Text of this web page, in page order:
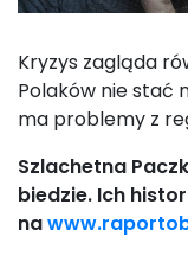
Kryzys zagląda
Polaków nie stać
ma problemy z
Szlachetna
biedzie. Ich
na